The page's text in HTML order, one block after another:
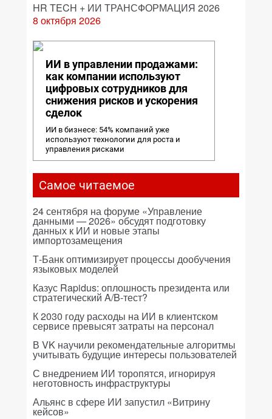
HR TECH + ИИ ТРАНСФОРМАЦИЯ 2026
8 октября 2026
ИИ в управлении продажами:
как компании используют
цифровых сотрудников для
снижения рисков и ускорения
сделок
ИИ в бизнесе: 54% компаний уже
используют технологии для роста и
управления рисками
Самое читаемое
24 сентября на форуме «Управление
данными — 2026» обсудят подготовку
данных к ИИ и новые этапы
импортозамещения
Т-Банк оптимизирует процессы дообучения
языковых моделей
Казус Rapidus: оплошность президента или
стратегический A/B-тест?
К 2030 году расходы на ИИ в клиентском
сервисе превысят затраты на персонал
В VK научили рекомендательные алгоритмы
учитывать будущие интересы пользователей
С внедрением ИИ торопятся, игнорируя
неготовность инфраструктуры
Альянс в сфере ИИ запустил «Витрину
кейсов»